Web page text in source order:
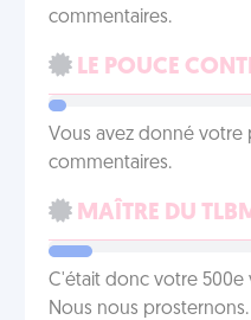
commentaires.
LE POUCE
Vous avez donné votre
commentaires.
MAÎTRE DU
C'était donc votre 500e
Nous nous prosternons.